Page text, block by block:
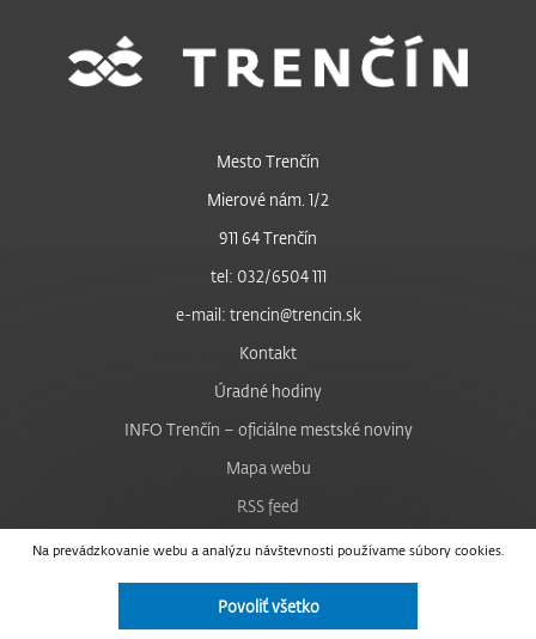
Na prevádzkovanie webu a analýzu návštevnosti používame súbory cookies.
Povoliť všetko
Mesto Trenčín
Mierové nám. 1/2
911 64 Trenčín
tel: 032/6504 111
e-mail: trencin@trencin.sk
Kontakt
Úradné hodiny
INFO Trenčín – oficiálne mestské noviny
Mapa webu
RSS feed
Nastavenie cookies
Facebook